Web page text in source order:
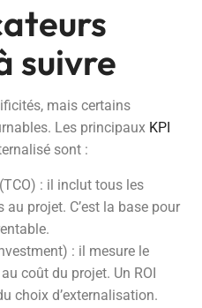
suivre
mais certains
Les principaux KPI
sont :
: il inclut tous les
projet. C’est la base pour
: il mesure le
coût du projet. Un ROI
choix d’externalisation.